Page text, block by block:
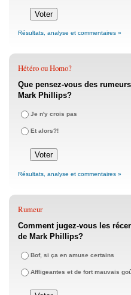
Résultats, analyse et commentaires »
Hétéro ou Homo?
Que pensez-vous des
Mark Phillips?
Je n'y crois pas
Et alors?!
Résultats, analyse et commentaires »
Rumeur
Comment jugez-vous les
de Mark Phillips?
Bof, si ça en amuse certains
Affligeantes et de fort mauvais